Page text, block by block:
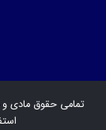
تمامی حقوق مادی